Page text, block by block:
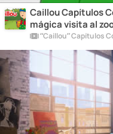
Caillou Capítulos
mágica visita al
“Caillou” Capítulos